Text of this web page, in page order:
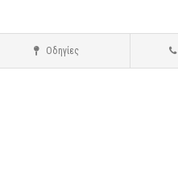
Ψάρι - Θαλασσινά
Οδηγίες